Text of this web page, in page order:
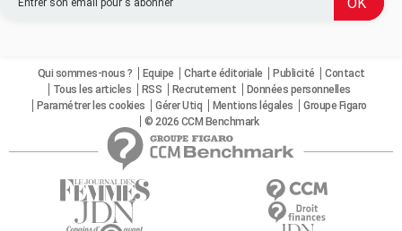
Qui sommes-nous ? Equipe Charte éditoriale Publicité
Contact
Tous les articles
RSS Recrutement
Données personnelles
Paramétrer les cookies
Gérer Utiq Mentions légales
Groupe Figaro
© 2026 CCM Benchmark